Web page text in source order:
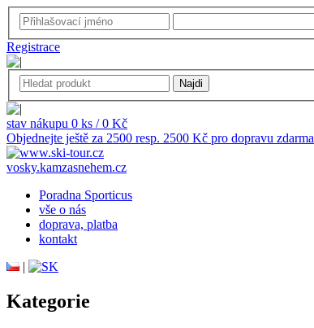
Registrace
stav nákupu 0 ks / 0 Kč
Objednejte ještě za 2500 resp. 2500 Kč pro dopravu zdarma
vosky.kamzasnehem.cz
Poradna Sporticus
vše o nás
doprava, platba
kontakt
|
Kategorie